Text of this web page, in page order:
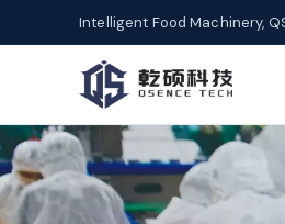
Intelligent Food Machinery,